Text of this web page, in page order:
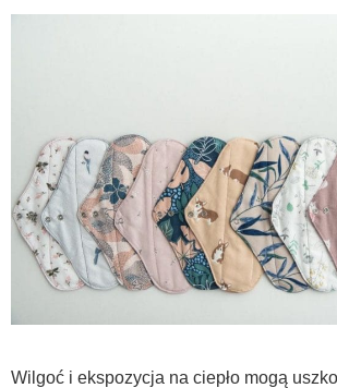
Wilgoć i ekspozycja na ciepło mogą